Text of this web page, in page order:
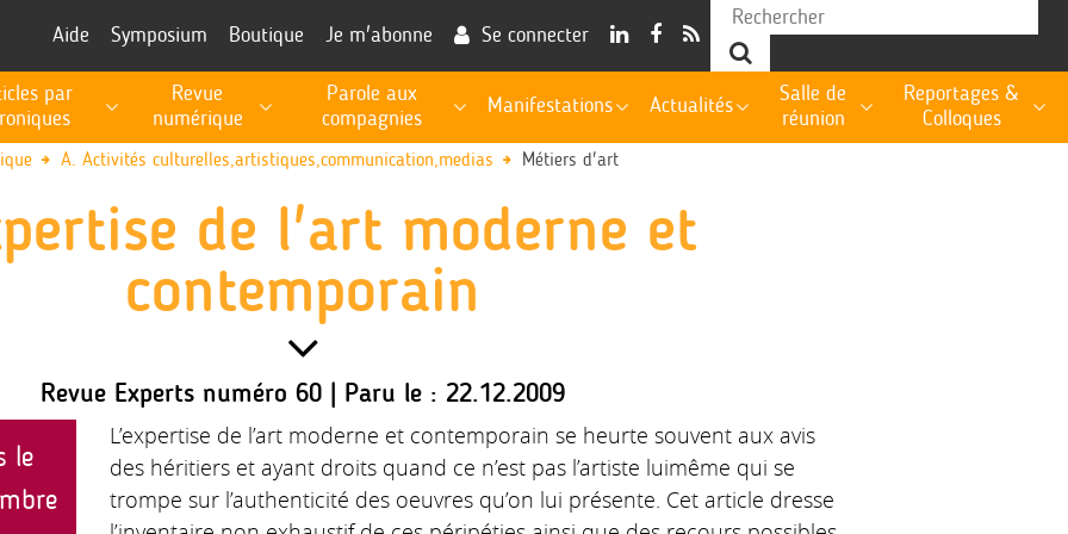
Aide Symposium Boutique Je m'abonne Se connecter
par
Revue
numérique
Parole aux
compagnies
Manifestations Actualités
Salle de
réunion
Reportages &
Colloques
A. Activités culturelles,artistiques,communication,medias Métiers d'art
de l'art moderne et
contemporain
Revue Experts numéro 60 | Paru le : 22.12.2009
le
L’expertise de l’art moderne et contemporain se heurte souvent aux avis
des héritiers et ayant droits quand ce n’est pas l’artiste luimême qui se
trompe sur l’authenticité des oeuvres qu’on lui présente. Cet article dresse